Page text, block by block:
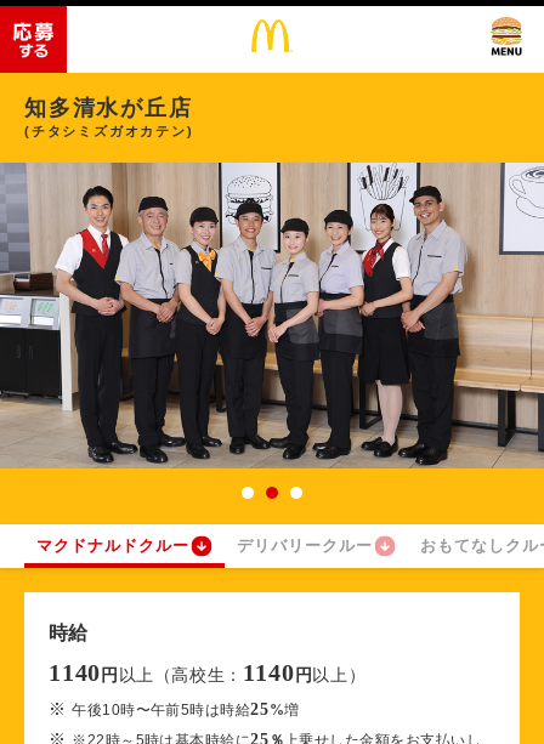
知多清水が丘店
(チタシミズガオカテン)
マクドナルドクルー デリバリークルー おもてなしクル
時給
1140 円 以上（高校生： 1140 円 以上）
※午後10時〜午前5時は時給25%増
※ ※22時～5時は基本時給に25 ％ 上乗せした金額をお支払いし